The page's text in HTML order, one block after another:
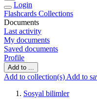
Login
Flashcards Collections
Documents
Last activity
My documents
Saved documents
Profile
Add to ...
Add to collection(s) Add to
Sosyal bilimler